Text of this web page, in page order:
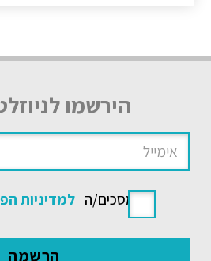
הירשמו
אני מסכים/ה למדיניות